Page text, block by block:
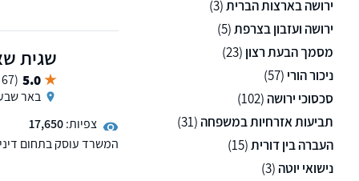
ירושה בארצות הברית(3)
ירושה ועזבון בצרפת(5)
מסמך הבעת רצון (23)
ניכור הורי (57)
סכסוכי ירושה (102)
תביעות אזרחיות במשפחה (31)
העברה בין דורית(15)
נישואי יוטה (3)
לפתרונות משפטיים
תקופה רגישה ומורכבת.
שגית
5.0 (67 ממליצים)
באר
צפיות:17,650